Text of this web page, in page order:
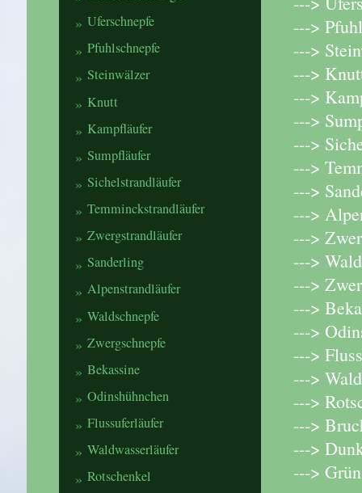
--->
--->
--->
--->
--->
--->
--->
--->
--->
--->
--->
--->
--->
--->
--->
--->
--->
--->
--->
--->
Uferschnepfe
Pfuhlschnepfe
Steinwälzer
Knutt
Kampfläufer
Sumpfläufer
Sichelstrandläufer
Temminckstrandläufer
Zwergstrandläufer
Sanderling
Alpenstrandläufer
Waldschnepfe
Zwergschnepfe
Bekassine
Odinshühnchen
Flussuferläufer
Waldwasserläufer
Rotschenkel